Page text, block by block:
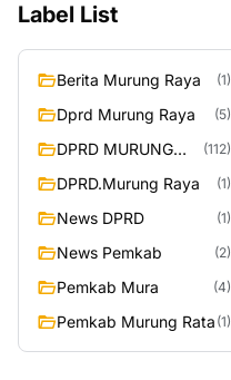
Label List
Berita Murung Raya (1)
Dprd Murung Raya (5)
DPRD MURUNG
RAYA
(112)
DPRD.Murung Raya (1)
News DPRD (1)
News Pemkab (2)
Pemkab Mura (4)
Pemkab Murung Rata (1)